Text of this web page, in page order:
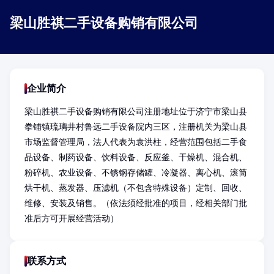
梁山胜祺二手设备购销有限公司
企业简介
梁山胜祺二手设备购销有限公司注册地址位于济宁市梁山县
拳铺镇琉璃井村鲁远二手设备院内三区，注册机关为梁山县
市场监督管理局，法人代表为袁洪柱，经营范围包括二手食
品设备、制药设备、饮料设备、反应釜、干燥机、混合机、
粉碎机、农业设备、不锈钢存储罐、冷凝器、离心机、滚筒
烘干机、蒸发器、压滤机（不包含特殊设备）定制、回收、
维修、安装及销售。（依法须经批准的项目，经相关部门批
准后方可开展经营活动）
联系方式